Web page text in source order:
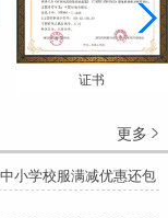
证书
更多 
小学校服满减优惠还包